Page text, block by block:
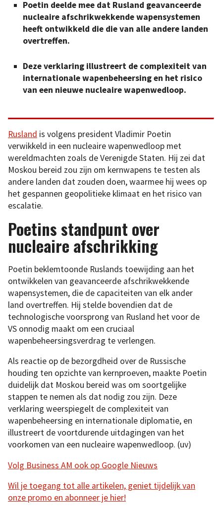
Poetin deelde mee dat Rusland geavanceerde
nucleaire afschrikwekkende wapensystemen
heeft ontwikkeld die die van alle andere landen
overtreffen.
Deze verklaring illustreert de complexiteit van
internationale wapenbeheersing en het risico
van een nieuwe nucleaire wapenwedloop.
Rusland is volgens president Vladimir Poetin
verwikkeld in een nucleaire wapenwedloop met
wereldmachten zoals de Verenigde Staten. Hij zei dat
Moskou bereid zou zijn om kernwapens te testen als
andere landen dat zouden doen, waarmee hij wees op
het gespannen geopolitieke klimaat en het risico van
escalatie.
Poetins standpunt over
nucleaire afschrikking
Poetin beklemtoonde Ruslands toewijding aan het
ontwikkelen van geavanceerde afschrikwekkende
wapensystemen, die de capaciteiten van elk ander
land overtreffen. Hij stelde bovendien dat de
technologische voorsprong van Rusland het voor de
VS onnodig maakt om een cruciaal
wapenbeheersingsverdrag te verlengen.
Als reactie op de bezorgdheid over de Russische
houding ten opzichte van kernproeven, maakte Poetin
duidelijk dat Moskou bereid was om soortgelijke
stappen te nemen als dat nodig zou zijn. Deze
verklaring weerspiegelt de complexiteit van
wapenbeheersing en internationale diplomatie, en
illustreert de voortdurende uitdagingen van het
voorkomen van een nucleaire wapenwedloop. (uv)
Volg Business AM ook op Google Nieuws
Wil je toegang tot alle artikelen, geniet tijdelijk van
onze promo en abonneer je hier!